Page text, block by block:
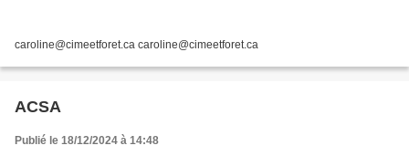
caroline@cimeetforet.ca caroline@cimeetforet.ca
ACSA
Publié le 18/12/2024 à 14:48